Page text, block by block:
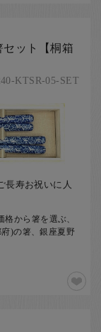
ット【桐箱
KTSR-05-SET
長寿お祝いに人
から箸を選ぶ、
)の箸、銀座夏野